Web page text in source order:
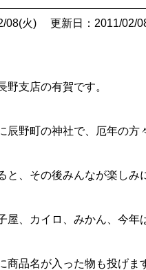
08(火) 更新日：2011/02/
支店の有賀です。
野町の神社で、厄年の方
、その後みんなが楽しみ
、カイロ、みかん、今年
品名が入った物も投げま